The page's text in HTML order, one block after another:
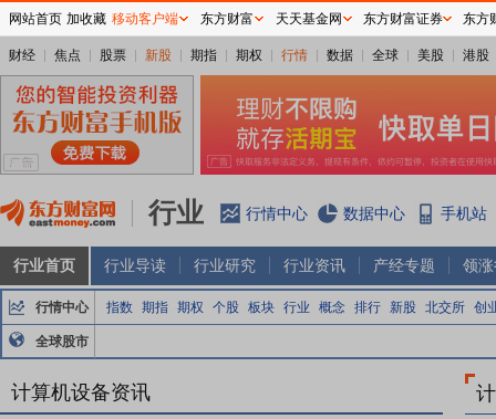
财经 焦点 股票 新股 期指 期权 行情 数据 全球 美股 港股
行业 行情中心 数据中心 手机站
行业首页 行业导读 行业研究 行业资讯 产经专题 领
行情中心 指数 期指 期权 个股 板块 行业 概念 排行 新股 北交所 创
全球股市
计算机设备资讯
网站首页 加收藏 移动客户端 东方财富 天天基金网 东方财富证券 东方